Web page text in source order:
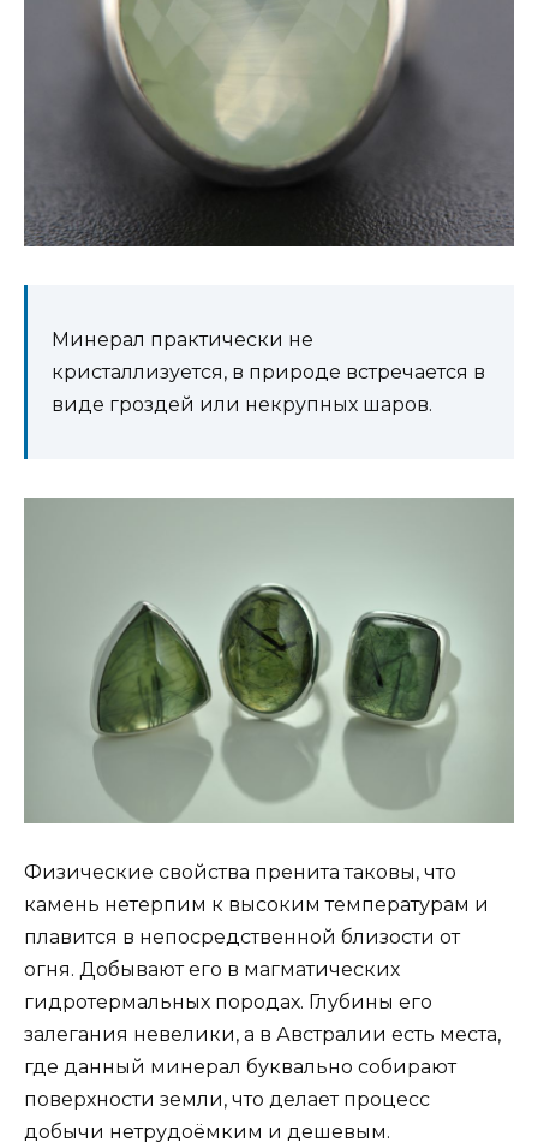
Минерал практически не
кристаллизуется, в природе встречается в
виде гроздей или некрупных шаров.
Физические свойства пренита таковы, что
камень нетерпим к высоким температурам и
плавится в непосредственной близости от
огня. Добывают его в магматических
гидротермальных породах. Глубины его
залегания невелики, а в Австралии есть места,
где данный минерал буквально собирают
поверхности земли, что делает процесс
добычи нетрудоёмким и дешевым.